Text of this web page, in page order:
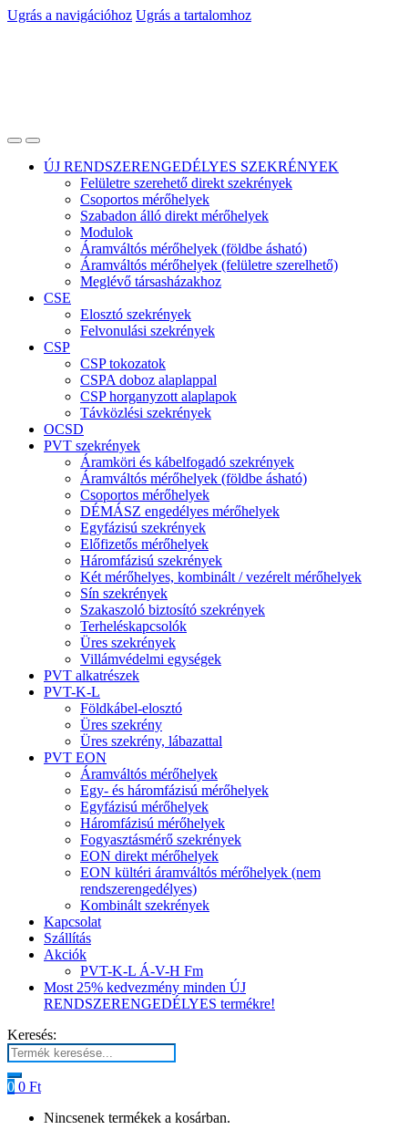
Ugrás a navigációhoz Ugrás a tartalomhoz
ÚJ RENDSZERENGEDÉLYES SZEKRÉNYEK
Felületre szerehető direkt szekrények
Csoportos mérőhelyek
Szabadon álló direkt mérőhelyek
Modulok
Áramváltós mérőhelyek (földbe ásható)
Áramváltós mérőhelyek (felületre szerelhető)
Meglévő társasházakhoz
CSE
Elosztó szekrények
Felvonulási szekrények
CSP
CSP tokozatok
CSPA doboz alaplappal
CSP horganyzott alaplapok
Távközlési szekrények
OCSD
PVT szekrények
Áramköri és kábelfogadó szekrények
Áramváltós mérőhelyek (földbe ásható)
Csoportos mérőhelyek
DÉMÁSZ engedélyes mérőhelyek
Egyfázisú szekrények
Előfizetős mérőhelyek
Háromfázisú szekrények
Két mérőhelyes, kombinált / vezérelt mérőhelyek
Sín szekrények
Szakaszoló biztosító szekrények
Terheléskapcsolók
Üres szekrények
Villámvédelmi egységek
PVT alkatrészek
PVT-K-L
Földkábel-elosztó
Üres szekrény
Üres szekrény, lábazattal
PVT EON
Áramváltós mérőhelyek
Egy- és háromfázisú mérőhelyek
Egyfázisú mérőhelyek
Háromfázisú mérőhelyek
Fogyasztásmérő szekrények
EON direkt mérőhelyek
EON kültéri áramváltós mérőhelyek (nem
rendszerengedélyes)
Kombinált szekrények
Kapcsolat
Szállítás
Akciók
PVT-K-L Á-V-H Fm
Most 25% kedvezmény minden ÚJ
RENDSZERENGEDÉLYES termékre!
Keresés:
0 0 Ft
Nincsenek termékek a kosárban.